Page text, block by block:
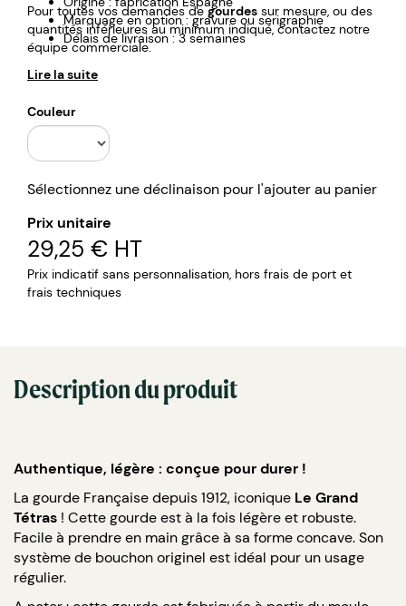
Marquage en option : gravure ou serigraphie
Délais de livraison : 3 semaines
Pour toutes vos demandes degourdes sur mesure, ou des
quantités inférieures au minimum indiqué, contactez notre
équipe commerciale.
Lire la suite
Couleur
Sélectionnez une déclinaison pour l'ajouter au panier
Prix unitaire
29,25 € HT
Prix indicatif sans personnalisation, hors frais de port et
frais techniques
Description du produit
Authentique, légère : conçue pour durer !
La gourde Française depuis 1912, iconique Le Grand
Tétras ! Cette gourde est à la fois légère et robuste.
Facile à prendre en main grâce à sa forme concave. Son
système de bouchon originel est idéal pour un usage
régulier.